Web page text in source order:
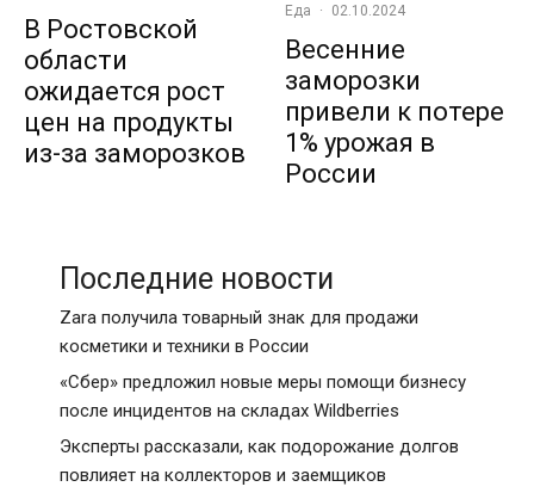
В Ростовской
области
ожидается рост
цен на продукты
из-за заморозков
Еда · 02.10.2024
Весенние
заморозки
привели к потере
1% урожая в
России
Последние новости
Zara получила товарный знак для продажи
косметики и техники в России
«Сбер» предложил новые меры помощи бизнесу
после инцидентов на складах Wildberries
Эксперты рассказали, как подорожание долгов
повлияет на коллекторов и заемщиков